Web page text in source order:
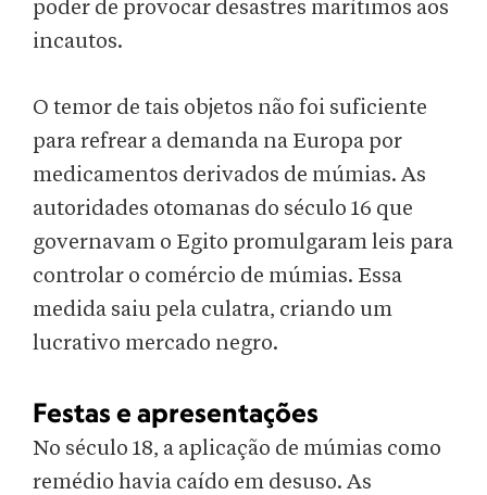
poder de provocar desastres marítimos aos
incautos.
O temor de tais objetos não foi suficiente
para refrear a demanda na Europa por
medicamentos derivados de múmias. As
autoridades otomanas do século 16 que
governavam o Egito promulgaram leis para
controlar o comércio de múmias. Essa
medida saiu pela culatra, criando um
lucrativo mercado negro.
Festas e apresentações
No século 18, a aplicação de múmias como
remédio havia caído em desuso. As